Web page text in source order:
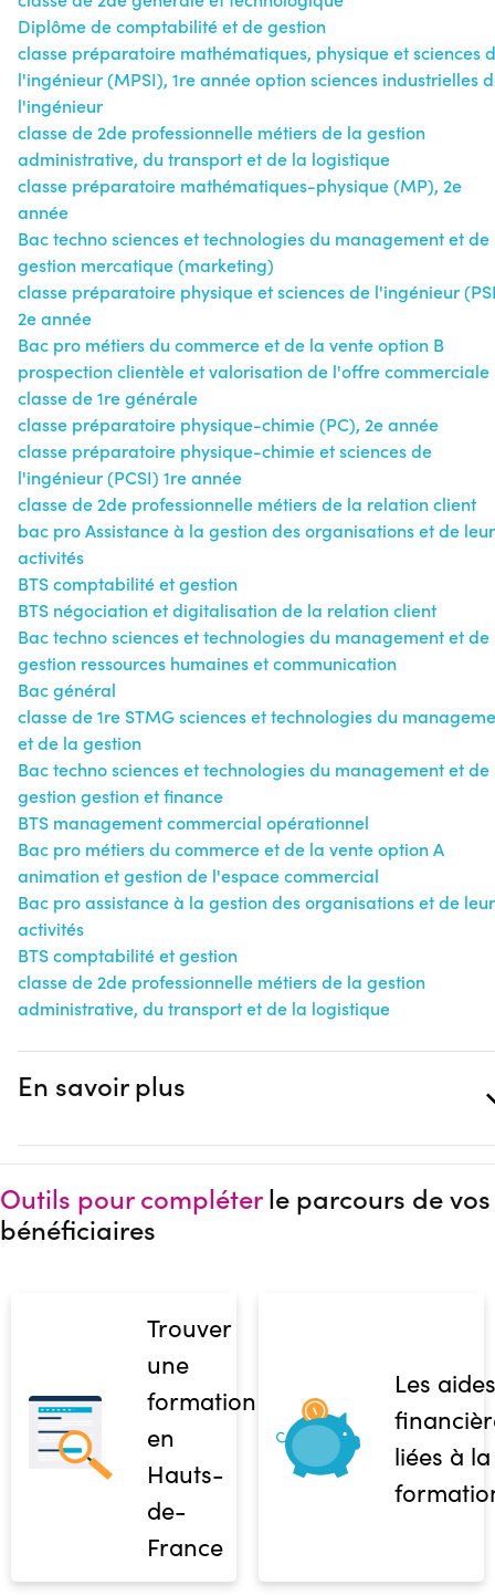
Diplôme de comptabilité et de gestion
classe préparatoire mathématiques, physique et sciences
l'ingénieur (MPSI), 1re année option sciences industrielles
l'ingénieur
classe de 2de professionnelle métiers de la gestion
administrative, du transport et de la logistique
classe préparatoire mathématiques-physique (MP), 2e
année
Bac techno sciences et technologies du management et de
gestion mercatique (marketing)
classe préparatoire physique et sciences de l'ingénieur
2e année
Bac pro métiers du commerce et de la vente option B
prospection clientèle et valorisation de l'offre commerciale
classe de 1re générale
classe préparatoire physique-chimie (PC), 2e année
classe préparatoire physique-chimie et sciences de
l'ingénieur (PCSI) 1re année
classe de 2de professionnelle métiers de la relation client
bac pro Assistance à la gestion des organisations et de
activités
BTS comptabilité et gestion
BTS négociation et digitalisation de la relation client
Bac techno sciences et technologies du management et de
gestion ressources humaines et communication
Bac général
classe de 1re STMG sciences et technologies du
et de la gestion
Bac techno sciences et technologies du management et de
gestion gestion et finance
BTS management commercial opérationnel
Bac pro métiers du commerce et de la vente option A
animation et gestion de l'espace commercial
Bac pro assistance à la gestion des organisations et de
activités
BTS comptabilité et gestion
classe de 2de professionnelle métiers de la gestion
administrative, du transport et de la logistique
En savoir plus
Outils pour compléterle parcours de vos
bénéficiaires
Trouver
une
formation
en
Hauts-
de-
France
Les aides
liées à la